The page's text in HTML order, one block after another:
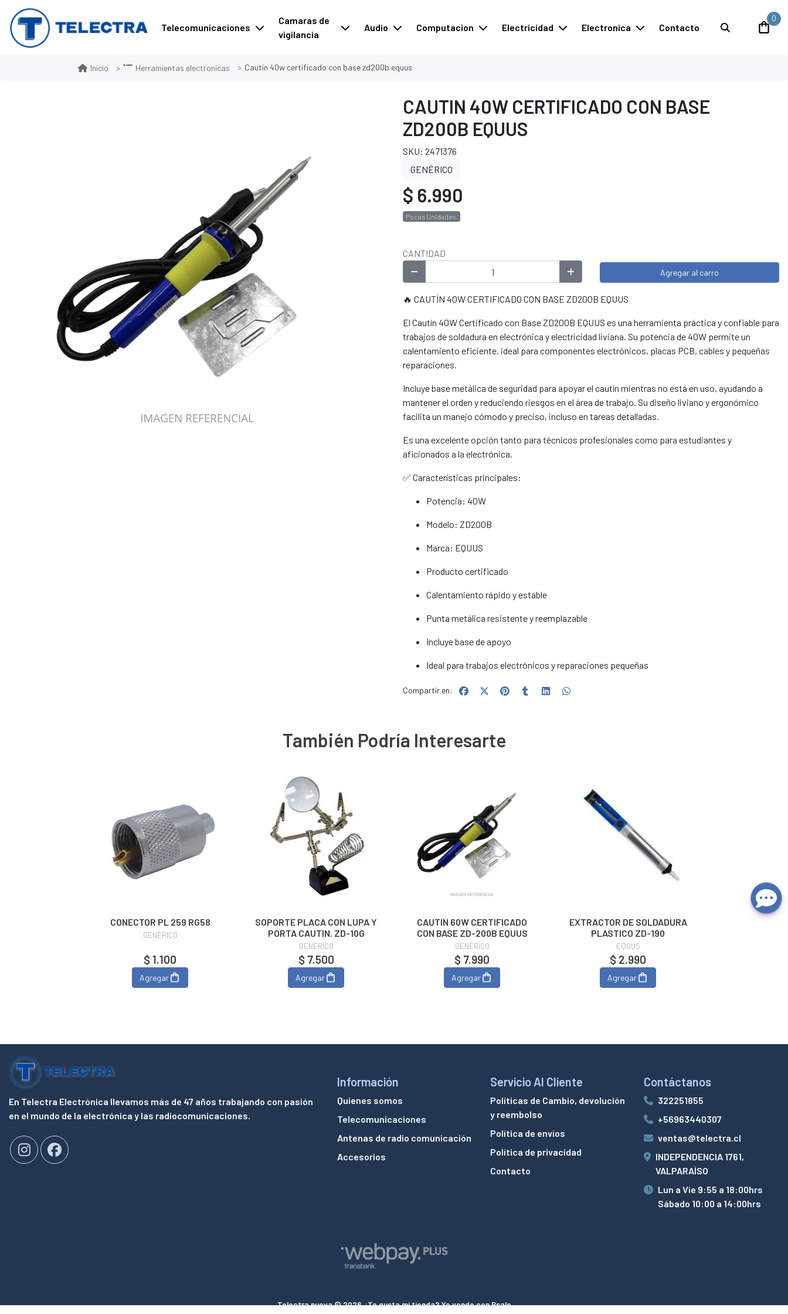
Telecomunicaciones
Camaras de
vigilancia
Audio Computacion Electricidad Electronica Contacto
0
Inicio Herramientas electronicas Cautin 40w certificado con base zd200b equus
CAUTIN 40W CERTIFICADO CON BASE
ZD200B EQUUS
SKU: 2471376
GENÉRICO
$ 6.990
Pocas Unidades.
CANTIDAD
Agregar al carro
🔥 CAUTÍN 40W CERTIFICADO CON BASE ZD200B EQUUS
El Cautín 40W Certificado con Base ZD200B EQUUS es una herramienta práctica y confiable para
trabajos de soldadura en electrónica y electricidad liviana. Su potencia de 40W permite un
calentamiento eficiente, ideal para componentes electrónicos, placas PCB, cables y pequeñas
reparaciones.
Incluye base metálica de seguridad para apoyar el cautín mientras no está en uso, ayudando a
mantener el orden y reduciendo riesgos en el área de trabajo. Su diseño liviano y ergonómico
facilita un manejo cómodo y preciso, incluso en tareas detalladas.
Es una excelente opción tanto para técnicos profesionales como para estudiantes y
aficionados a la electrónica.
✅ Características principales:
Potencia: 40W
Modelo: ZD200B
Marca: EQUUS
Producto certificado
Calentamiento rápido y estable
Punta metálica resistente y reemplazable
Incluye base de apoyo
Ideal para trabajos electrónicos y reparaciones pequeñas
Compartir en:
También Podría Interesarte
CONECTOR PL 259 RG58
GENÉRICO
$ 1.100
Agregar
SOPORTE PLACA CON LUPA Y
PORTA CAUTIN. ZD-10G
GENÉRICO
$ 7.500
Agregar
CAUTIN 60W CERTIFICADO
CON BASE ZD-200B EQUUS
GENÉRICO
$ 7.990
Agregar
EXTRACTOR DE SOLDADURA
PLASTICO ZD-190
EQUUS
$ 2.990
Agregar
En Telectra Electrónica llevamos más de 47 años trabajando con pasión
en el mundo de la electrónica y las radiocomunicaciones.
Información
Quienes somos
Telecomunicaciones
Antenas de radio comunicación
Accesorios
Servicio Al Cliente
Políticas de Cambio, devolución
y reembolso
Política de envíos
Política de privacidad
Contacto
Contáctanos
322251855
+56963440307
ventas@telectra.cl
INDEPENDENCIA 1761,
VALPARAÍSO
Lun a Vie 9:55 a 18:00hrs
Sábado 10:00 a 14:00hrs
Telectra nueva © 2026¿Te gusta mi tienda? Yo vendo conBsale